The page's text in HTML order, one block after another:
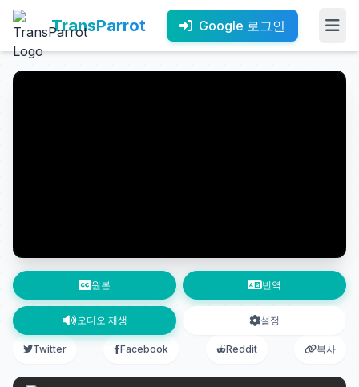
TransParrot Google 로그인
원본 번역
오디오 재생 설정
Twitter Facebook Reddit 복사